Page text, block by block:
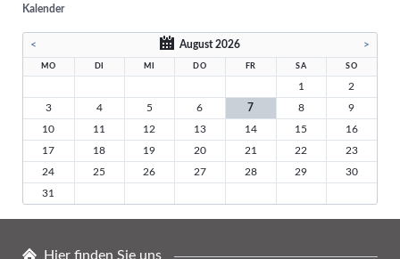
Kalender
< August 2026 >
MO DI MI DO FR SA SO
1
2
3
4 5 6 7 8
9
10
11 12 13 14 15
16
17
18 19 20 21 22
23
24
25 26 27 28 29
30
31
Hier finden Sie uns